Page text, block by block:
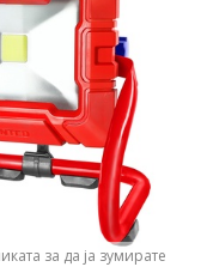
за да ја зумирате